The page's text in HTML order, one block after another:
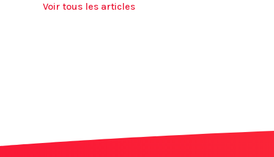
Voir tous les articles